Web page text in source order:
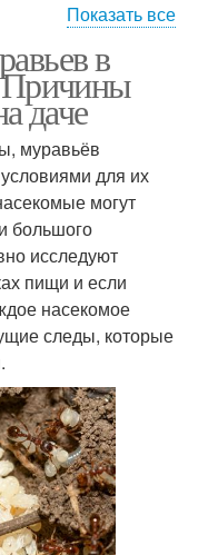
доме
Показать все
в
Причины
даче
муравьёв
для их
могут
большого
исследуют
пищи и если
насекомое
следы, которые